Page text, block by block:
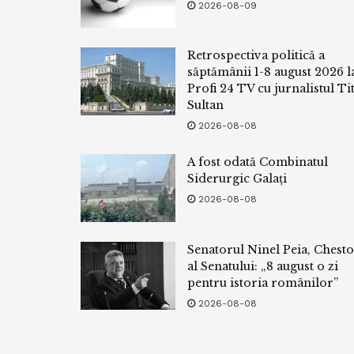
2026-08-09
Retrospectiva politică a
săptămânii 1-8 august 2026
Profi 24 TV cu jurnalistul
Sultan
2026-08-08
A fost odată Combinatul
Siderurgic Galați
2026-08-08
Senatorul Ninel Peia,
al Senatului: „8 august o zi
pentru istoria românilor”
2026-08-08